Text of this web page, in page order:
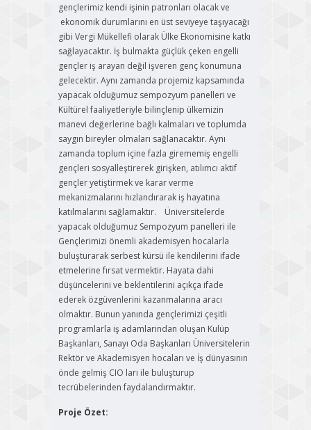
gençlerimiz kendi işinin patronları olacak ve
ekonomik durumlarını en üst seviyeye taşıyacağı
gibi Vergi Mükellefi olarak Ülke Ekonomisine katkı
sağlayacaktır. İş bulmakta güçlük çeken engelli
gençler iş arayan değil işveren genç konumuna
gelecektir. Aynı zamanda projemiz kapsamında
yapacak olduğumuz sempozyum panelleri ve
Kültürel faaliyetleriyle bilinçlenip ülkemizin
manevi değerlerine bağlı kalmaları ve toplumda
saygın bireyler olmaları sağlanacaktır. Aynı
zamanda toplum içine fazla girememiş engelli
gençleri sosyalleştirerek girişken, atılımcı aktif
gençler yetiştirmek ve karar verme
mekanizmalarını hızlandırarak iş hayatına
katılmalarını sağlamaktır. Üniversitelerde
yapacak olduğumuz Sempozyum panelleri ile
Gençlerimizi önemli akademisyen hocalarla
buluşturarak serbest kürsü ile kendilerini ifade
etmelerine fırsat vermektir. Hayata dahi
düşüncelerini ve beklentilerini açıkça ifade
ederek özgüvenlerini kazanmalarına aracı
olmaktır. Bunun yanında gençlerimizi çeşitli
programlarla iş adamlarından oluşan Kulüp
Başkanları, Sanayı Oda Başkanları Üniversitelerin
Rektör ve Akademisyen hocaları ve İş dünyasının
önde gelmiş CIO ları ile buluşturup
tecrübelerinden faydalandırmaktır.
Proje Özet: